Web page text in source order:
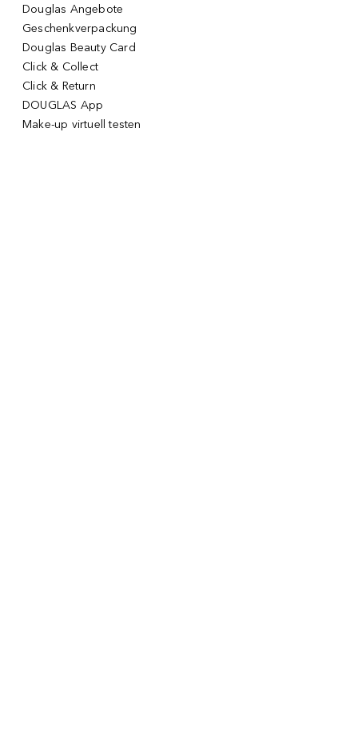
Douglas Angebote
Geschenkverpackung
Douglas Beauty Card
Click & Collect
Click & Return
DOUGLAS App
Make-up virtuell testen